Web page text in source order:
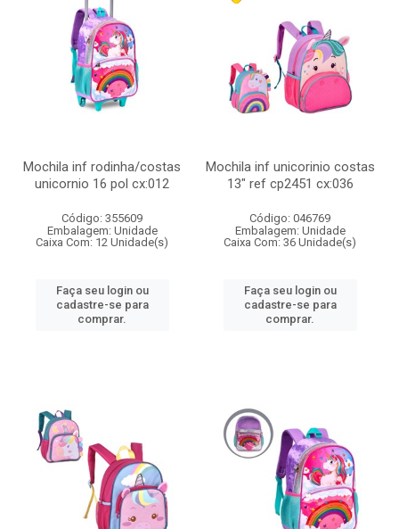
Mochila inf rodinha/costas
unicornio 16 pol cx:012
Código: 355609
Embalagem: Unidade
Caixa Com: 12 Unidade(s)
Faça seu login ou
cadastre-se para
comprar.
Mochila inf unicorinio costas
13" ref cp2451 cx:036
Código: 046769
Embalagem: Unidade
Caixa Com: 36 Unidade(s)
Faça seu login ou
cadastre-se para
comprar.